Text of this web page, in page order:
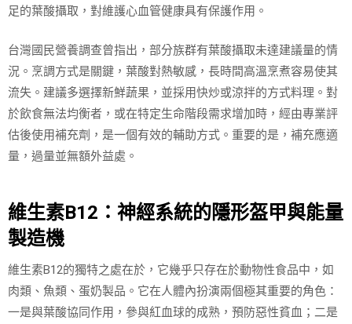
足的葉酸攝取，對維護心血管健康具有保護作用。
台灣國民營養調查曾指出，部分族群有葉酸攝取未達建議量的情
況。烹調方式是關鍵，葉酸對熱敏感，長時間高溫烹煮容易使其
流失。建議多選擇新鮮蔬果，並採用快炒或涼拌的方式料理。對
於飲食無法均衡者，或在特定生命階段需求增加時，經由專業評
估後使用補充劑，是一個有效的輔助方式。重要的是，補充應適
量，過量並無額外益處。
維生素B12：神經系統的隱形盔甲與能量
製造機
維生素B12的獨特之處在於，它幾乎只存在於動物性食品中，如
肉類、魚類、蛋奶製品。它在人體內扮演兩個極其重要的角色：
一是與葉酸協同作用，參與紅血球的成熟，預防惡性貧血；二是